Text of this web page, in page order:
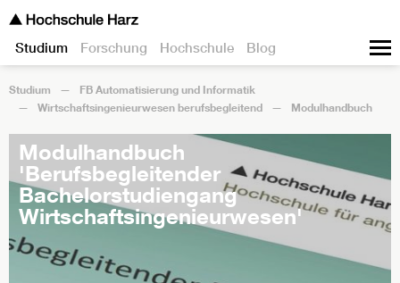
Studium Forschung Hochschule Blog
Studium
FB Automatisierung und Informatik
Wirtschaftsingenieurwesen berufsbegleitend
Modulhandbuch
Modulhandbuch
'Berufsbegleitender
Bachelorstudiengang
Wirtschaftsingenieurwesen'